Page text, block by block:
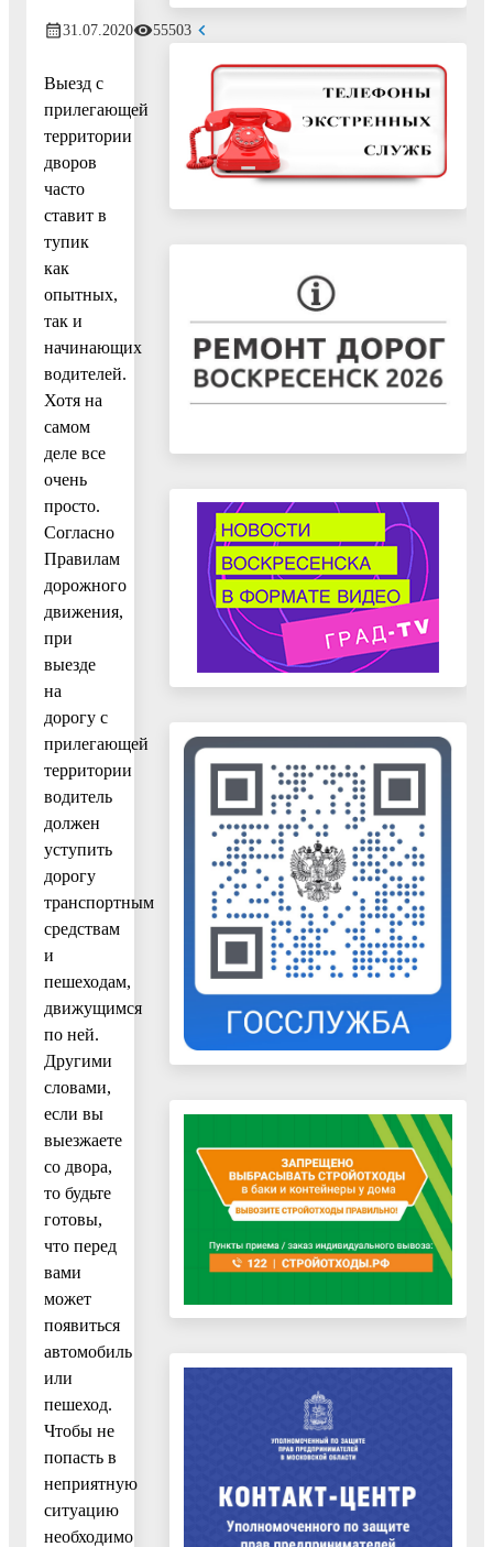
31.07.2020 55503
Выезд с
прилегающей
территории
дворов
часто
ставит в
тупик
как
опытных,
так и
начинающих
водителей.
Хотя на
самом
деле все
очень
просто.
Согласно
Правилам
дорожного
движения,
при
выезде
на
дорогу с
прилегающей
территории
водитель
должен
уступить
дорогу
транспортным
средствам
и
пешеходам,
движущимся
по ней.
Другими
словами,
если вы
выезжаете
со двора,
то будьте
готовы,
что перед
вами
может
появиться
автомобиль
или
пешеход.
Чтобы не
попасть в
неприятную
ситуацию
необходимо